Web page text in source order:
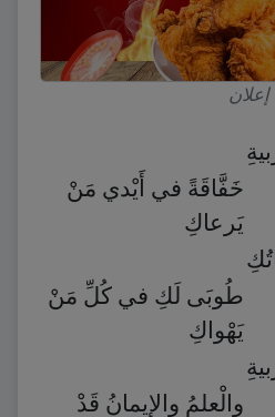
إعلان
خَفَّاقَةً في أَيْدي مَنْ
يَرعاكِ
طُوبَى لَكِ في كُلِّ مَنْ
يَهْواكِ
والْعلمُ والإِيمانُ قَدْ